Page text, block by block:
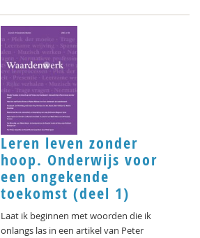
Leren leven zonder
hoop. Onderwijs voor
een ongekende
toekomst (deel 1)
Laat ik beginnen met woorden die ik
onlangs las in een artikel van Peter